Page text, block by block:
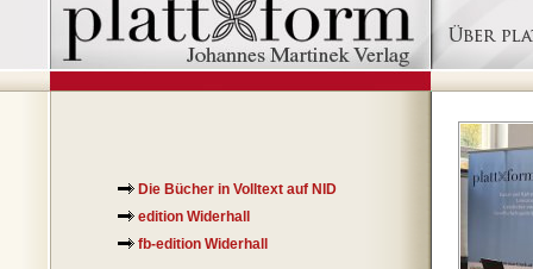
Die Bücher in Volltext auf NID
edition Widerhall
fb-edition Widerhall